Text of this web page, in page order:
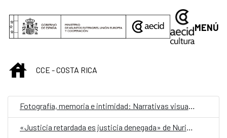
MENÚ
INICIO
CCE - COSTA RICA
«Justicia retardada es justicia denegada» de Nuria Calvo Fajardo